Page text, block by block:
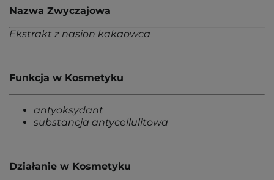
Nazwa Zwyczajowa
Ekstrakt z nasion kakaowca
Funkcja w Kosmetyku
antyoksydant
substancja antycellulitowa
Działanie w Kosmetyku